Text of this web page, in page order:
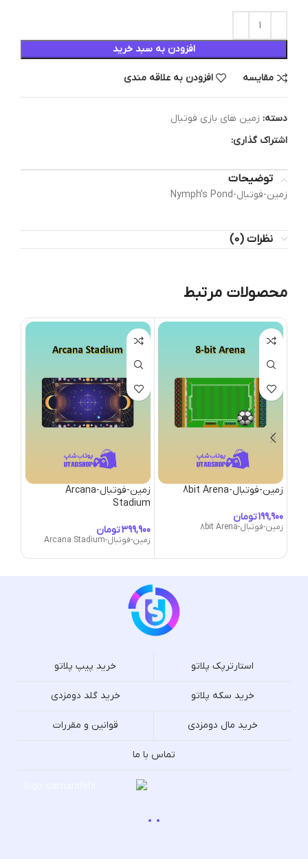
افزودن به سبد خرید
مقایسه افزودن به علاقه مندی
دسته: زمین های بازی فوتبال
اشتراک گذاری:
توضیحات
زمین-فوتبال-Nymph’s Pond
نظرات (0)
محصولات مرتبط
زمین-فوتبال-8bit Arena
تومان
زمین-فوتبال-8bit Arena
زمین-فوتبال-Arcana
Stadium
تومان
زمین-فوتبال-Arcana Stadium
استارترپک پلاتو خرید پیپ پلاتو
خرید سکه پلاتو خرید گلد دومزدی
خرید مال دومزدی قوانین و مقررات
تماس با ما